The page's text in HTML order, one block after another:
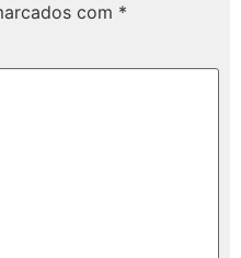
com *